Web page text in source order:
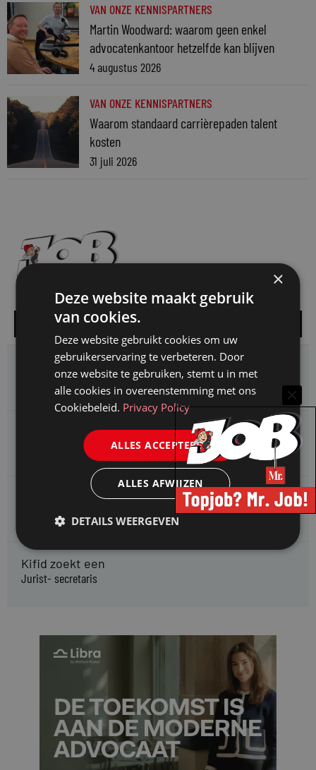
VAN ONZE KENNISPARTNERS
Martin Woodward: waarom geen enkel
advocatenkantoor hetzelfde kan blijven
4 augustus 2026
VAN ONZE KENNISPARTNERS
Waarom standaard carrièrepaden talent
kosten
31 juli 2026
Alle vacatures
HMP zoekt een
Jurist Arbeidsrecht
Gemeente Meppel zoekt een
Juridisch Adviseur
CAOP zoekt een
Juridisch adviseur (junior)
Kifid zoekt een
Jurist- secretaris
×
Deze website maakt gebruik
van cookies.
Deze website gebruikt cookies om uw
gebruikerservaring te verbeteren. Door
onze website te gebruiken, stemt u in met
alle cookies in overeenstemming met ons
Cookiebeleid. Privacy Policy
ALLES ACCEPTEREN
ALLES AFWIJZEN
DETAILS WEERGEVEN